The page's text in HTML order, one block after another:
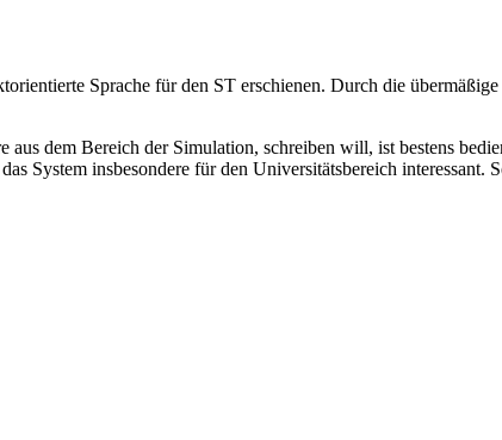
Sprache für den ST erschienen. Durch die
dem Bereich der Simulation, schreiben will, ist bestens
System insbesondere für den Universitätsbereich